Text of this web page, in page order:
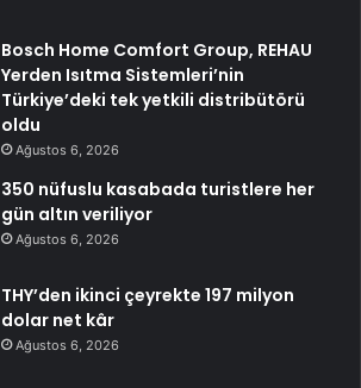
Bosch Home Comfort Group, REHAU
Yerden Isıtma Sistemleri’nin
Türkiye’deki tek yetkili distribütörü
oldu
Ağustos 6, 2026
350 nüfuslu kasabada turistlere her
gün altın veriliyor
Ağustos 6, 2026
THY’den ikinci çeyrekte 197 milyon
dolar net kâr
Ağustos 6, 2026